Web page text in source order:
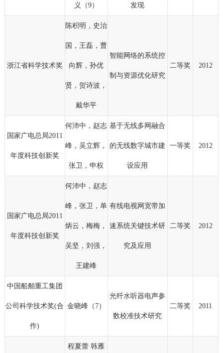
义（9） 发现
浙江省科学技术奖
陈积明，史治
国，王磊，曹
向辉，孙优
贤，贺诗波，
戴华平
智能网络的系统控
制与资源优化研究
二等奖 2012
国家广电总局2011
年度科技创新奖
何沛中，赵志
峰，吴立辉，
张卫，申权
基于无线多网融合
的无线数字城市建
设应用
一等奖 2012
国家广电总局2011
年度科技创新奖
何沛中，赵志
峰，张卫，单
炳云，梅梅，
吴坚，刘强，
王建峰
有线电视网宽带加
速系统关键技术研
究及应用
二等奖 2012
中国船舶重工集团
公司科学技术奖(合
作)
金晓峰（7）
光纤水听器电声参
数校准技术研究
二等奖 2011
程夏蕾 韩雁